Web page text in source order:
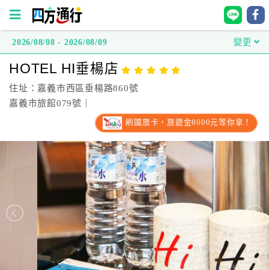
方
通
行
房
2026/08/08 - 2026/08/09 變更
HOTEL HI垂楊店
住址：嘉義市西區垂楊路860號
嘉義市旅館079號｜
刷國旅卡，旅遊金8000元等你拿！